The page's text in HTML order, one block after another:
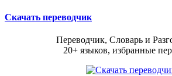
Скачать переводчик
Переводчик, Словарь и
20+ языков, избранные